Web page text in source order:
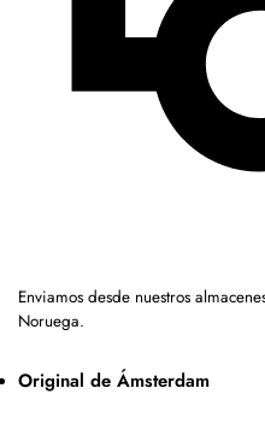
Enviamos desde nuestros
Noruega.
Original de Ámsterdam